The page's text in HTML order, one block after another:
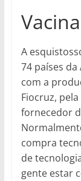
A
74 países
com a
Fiocruz,
fornecedor
compra
de
gente estar